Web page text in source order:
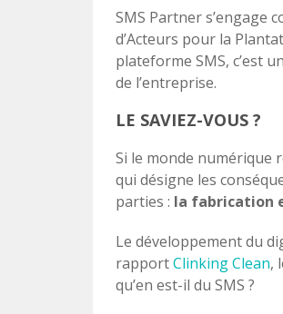
SMS Partner s’engage
d’Acteurs pour la
plateforme SMS, c’est
de l’entreprise.
LE SAVIEZ-VOUS ?
Si le monde numérique
qui désigne les
parties : la fabrication
Le développement du
rapportClinking Clean,
qu’en est-il du SMS ?